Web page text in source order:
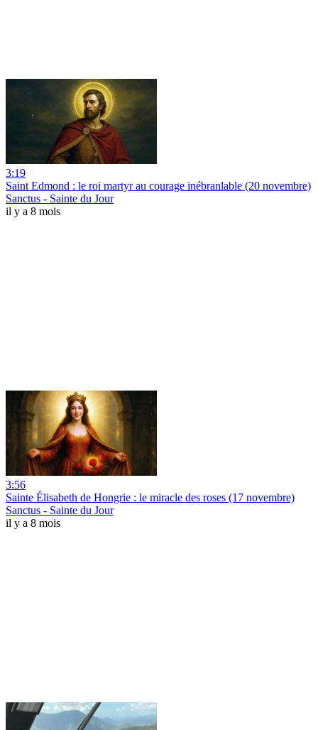
3:19
Saint Edmond : le roi martyr au courage inébranlable (20 novembre)
Sanctus - Sainte du Jour
il y a 8 mois
3:56
Sainte Élisabeth de Hongrie : le miracle des roses (17 novembre)
Sanctus - Sainte du Jour
il y a 8 mois